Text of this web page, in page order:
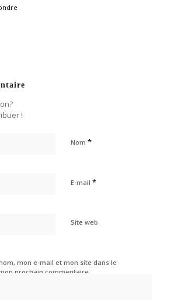
!
Nom*
E-mail*
Site web
mon e-mail et mon site dans le
prochain commentaire.